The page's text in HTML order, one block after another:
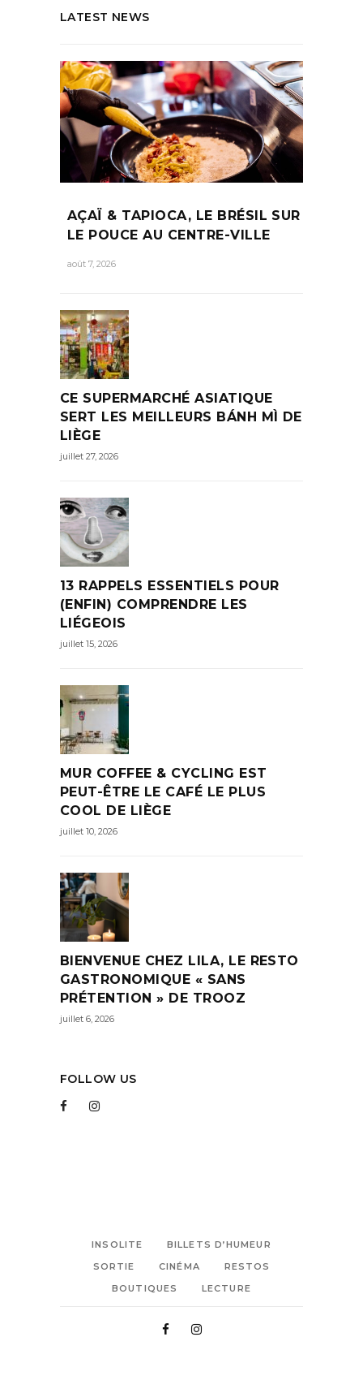
LATEST NEWS
AÇAÏ & TAPIOCA, LE BRÉSIL SUR
LE POUCE AU CENTRE-VILLE
août 7, 2026
CE SUPERMARCHÉ ASIATIQUE
SERT LES MEILLEURS BÁNH MÌ DE
LIÈGE
juillet 27, 2026
13 RAPPELS ESSENTIELS POUR
(ENFIN) COMPRENDRE LES
LIÉGEOIS
juillet 15, 2026
MUR COFFEE & CYCLING EST
PEUT-ÊTRE LE CAFÉ LE PLUS
COOL DE LIÈGE
juillet 10, 2026
BIENVENUE CHEZ LILA, LE RESTO
GASTRONOMIQUE « SANS
PRÉTENTION » DE TROOZ
juillet 6, 2026
FOLLOW US
INSOLITE
BILLETS D’HUMEUR
SORTIE
CINÉMA
RESTOS
BOUTIQUES
LECTURE